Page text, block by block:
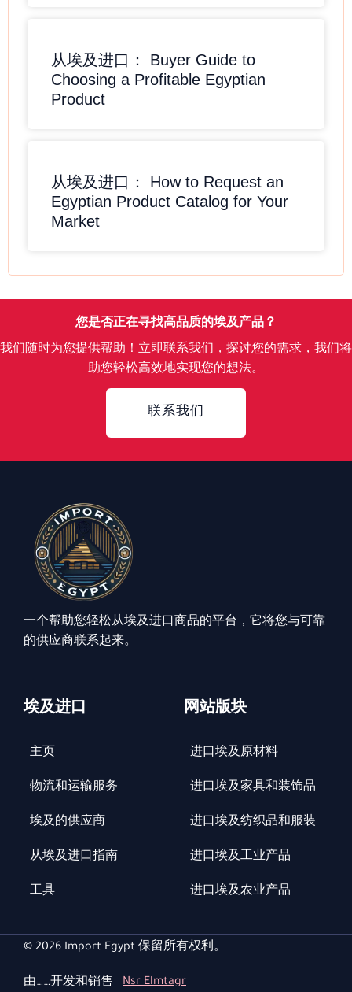
从埃及进口： Buyer Guide to
Choosing a Profitable Egyptian
Product
从埃及进口： How to Request an
Egyptian Product Catalog for Your
Market
您是否正在寻找高品质的埃及产品？
我们随时为您提供帮助！立即联系我们，探讨您的需求，我们将
助您轻松高效地实现您的想法。
联系我们
一个帮助您轻松从埃及进口商品的平台，它将您与可靠
的供应商联系起来。
埃及进口
主页
物流和运输服务
埃及的供应商
从埃及进口指南
工具
网站版块
进口埃及原材料
进口埃及家具和装饰品
进口埃及纺织品和服装
进口埃及工业产品
进口埃及农业产品
© 2026 Import Egypt 保留所有权利。
由……开发和销售 Nsr Elmtagr